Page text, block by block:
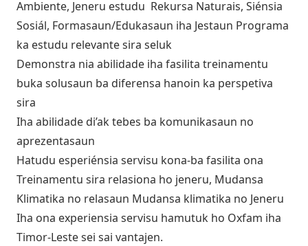
Ambiente, Jeneru estudu Rekursa Naturais, Siénsia
Sosiál, Formasaun/Edukasaun iha Jestaun Programa
ka estudu relevante sira seluk
Demonstra nia abilidade iha fasilita treinamentu
buka solusaun ba diferensa hanoin ka perspetiva
sira
Iha abilidade di’ak tebes ba komunikasaun no
aprezentasaun
Hatudu esperiénsia servisu kona-ba fasilita ona
Treinamentu sira relasiona ho jeneru, Mudansa
Klimatika no relasaun Mudansa klimatika no Jeneru
Iha ona experiensia servisu hamutuk ho Oxfam iha
Timor-Leste sei sai vantajen.